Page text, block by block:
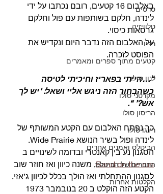
סרטים
טלוויזיה
רדיו
קטעים מתוך ספרים ומאמרים
לנון סולו
מקרטני סולו
הריסון סולו
רינגו סולו
הביטלס ואמנים אחרים
החברים של הביטלס
הקלטות אחרות
באלבום 16 קטעים, רובם נכתבו על ידי
לינדה, חלקם בשותפות עם פול וחלקם
גרסאות כיסוי.
על האלבום הזה נדבר היום ונקדיש את
הפוסט לזכרה.
“…הייתי בפאריז וחיכיתי לטיסה
כשהבחור הזה ניגש אליי ושאל: ‘יש לך
אש?’ “.
כך נפתח האלבום עם הקטע המשותף של
לינדה ופול בשיר הנושא Wide Prairie.
הסגנון נע בין קאנטרי ובדומה לשינויים ב
Band on the run, משנה כיוון ואז חוזר שוב
לסגנון ההתחלתי ואז הולך בכלל לכיוון ג’אזי.